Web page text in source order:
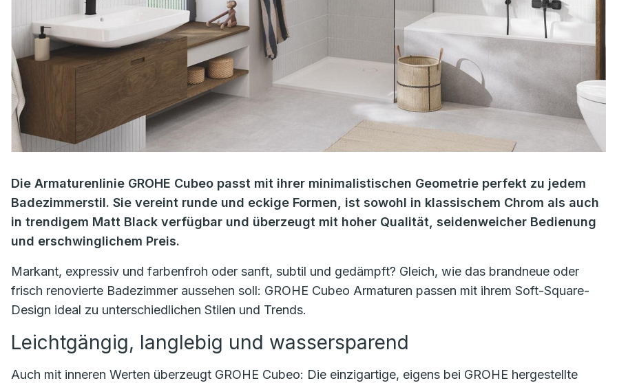
Die Armaturenlinie GROHE Cubeo passt mit ihrer minimalistischen Geometrie perfekt zu jedem
Badezimmerstil. Sie vereint runde und eckige Formen, ist sowohl in klassischem Chrom als auch
in trendigem Matt Black verfügbar und überzeugt mit hoher Qualität, seidenweicher Bedienung
und erschwinglichem Preis.
Markant, expressiv und farbenfroh oder sanft, subtil und gedämpft? Gleich, wie das brandneue oder
frisch renovierte Badezimmer aussehen soll: GROHE Cubeo Armaturen passen mit ihrem Soft-Square-
Design ideal zu unterschiedlichen Stilen und Trends.
Leichtgängig, langlebig und wassersparend
Auch mit inneren Werten überzeugt GROHE Cubeo: Die einzigartige, eigens bei GROHE hergestellte